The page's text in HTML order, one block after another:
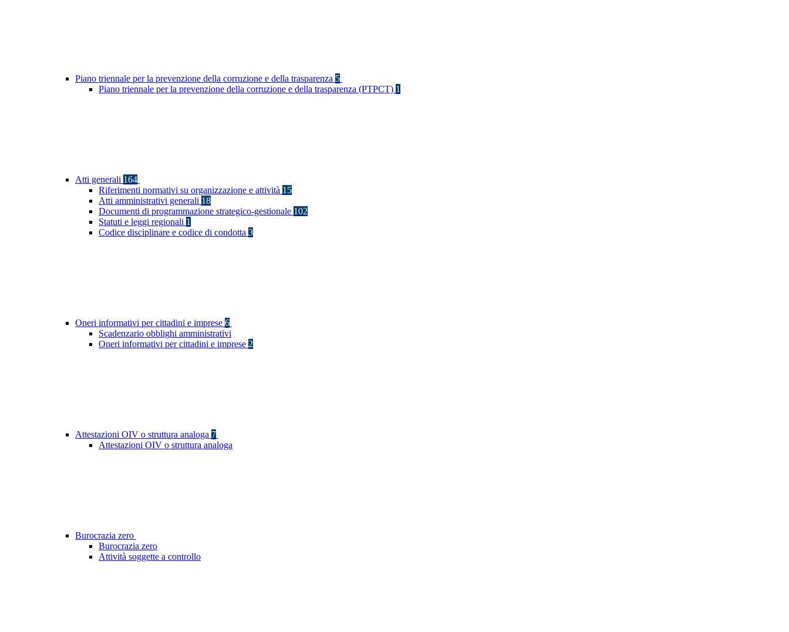
Piano triennale per la prevenzione della corruzione e della trasparenza 5
Piano triennale per la prevenzione della corruzione e della trasparenza (PTPCT) 1
Atti generali 164
Riferimenti normativi su organizzazione e attività 15
Atti amministrativi generali 18
Documenti di programmazione strategico-gestionale 102
Statuti e leggi regionali 1
Codice disciplinare e codice di condotta 3
Oneri informativi per cittadini e imprese 6
Scadenzario obblighi amministrativi
Oneri informativi per cittadini e imprese 2
Attestazioni OIV o struttura analoga 7
Attestazioni OIV o struttura analoga
Burocrazia zero
Burocrazia zero
Attività soggette a controllo